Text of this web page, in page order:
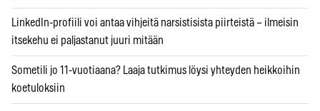
LinkedIn-profiili voi antaa vihjeitä narsistisista piirteistä – ilmeisin
itsekehu ei paljastanut juuri mitään
Sometili jo 11-vuotiaana? Laaja tutkimus löysi yhteyden heikkoihin
koetuloksiin